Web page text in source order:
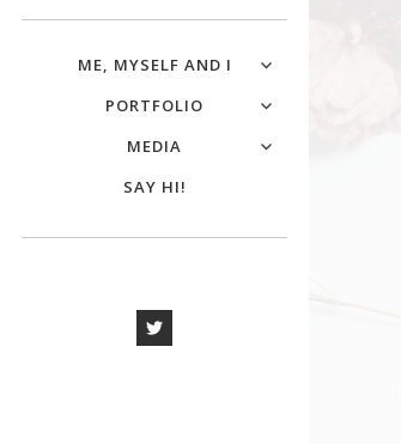
ME, MYSELF AND I
PORTFOLIO
MEDIA
SAY HI!